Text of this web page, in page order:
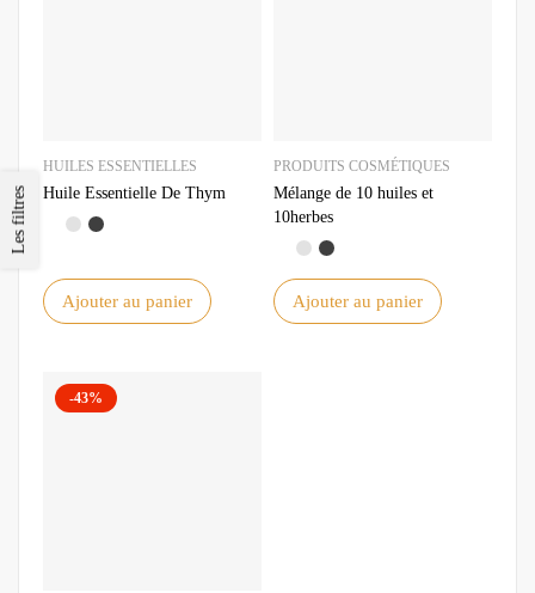
Les filtres
HUILES ESSENTIELLES
Huile Essentielle De Thym
Ajouter au panier
PRODUITS COSMÉTIQUES
Mélange de 10 huiles et
10herbes
Ajouter au panier
-43%